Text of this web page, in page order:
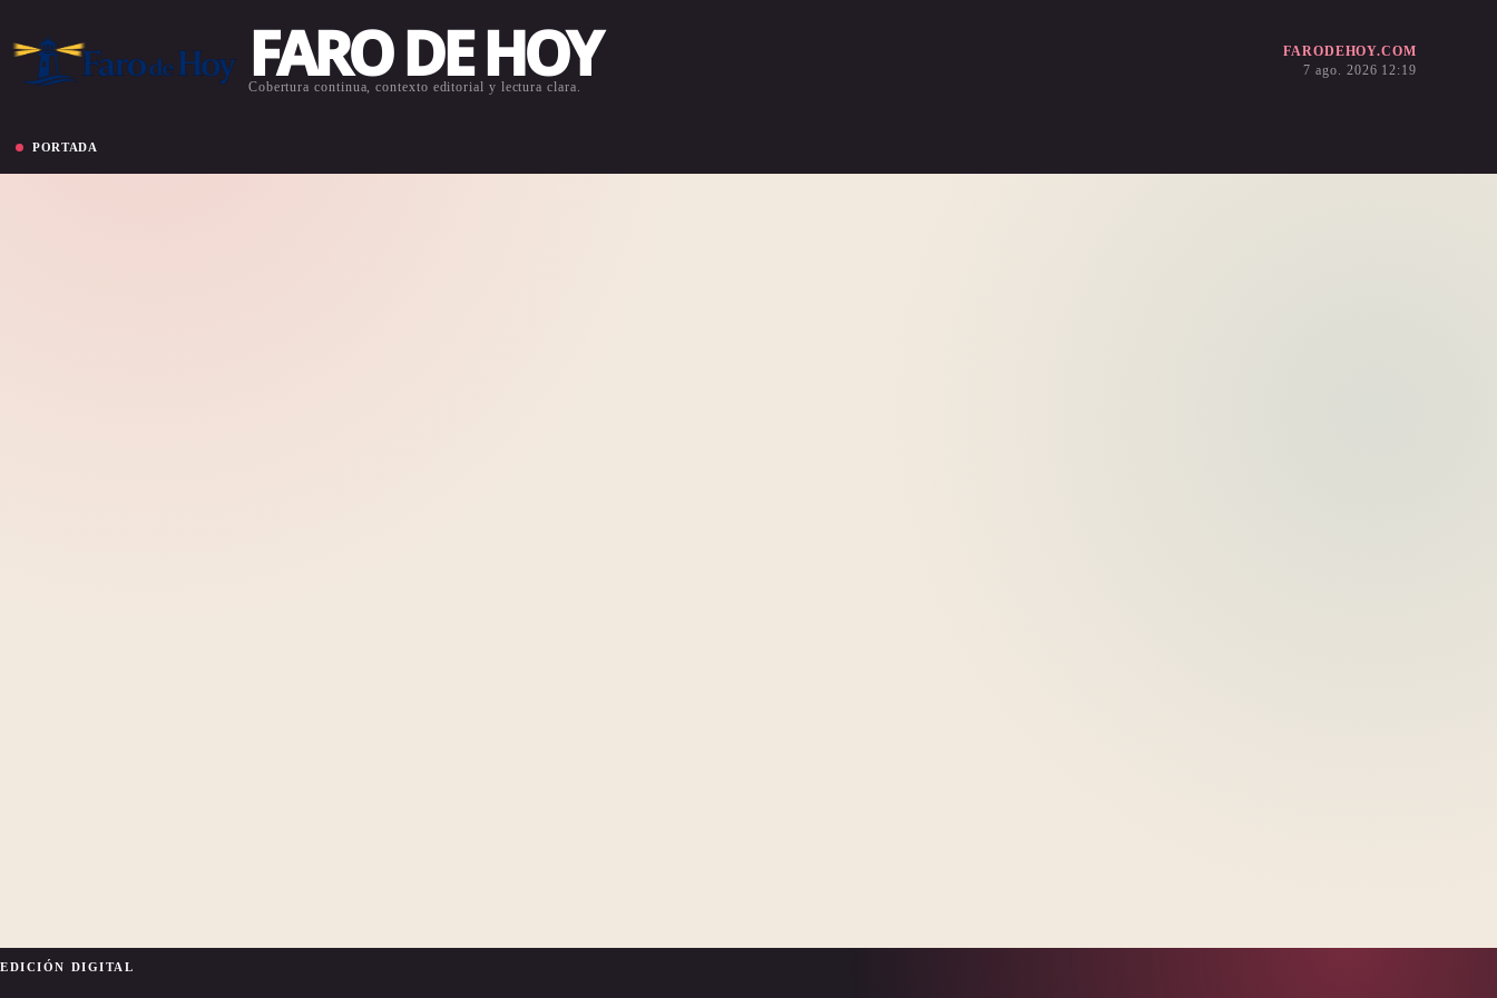
FARO DE HOY
Cobertura continua, contexto editorial y lectura clara.
FARODEHOY.COM
7 ago. 2026 12:19
PORTADA
EDICIÓN DIGITAL